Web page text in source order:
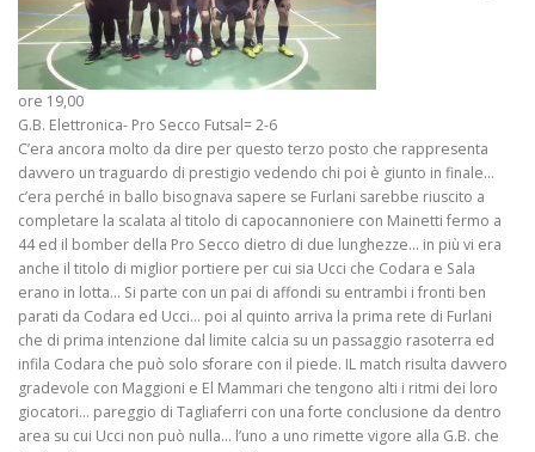
ore 19,00
G.B. Elettronica- Pro Secco Futsal= 2-6
C’era ancora molto da dire per questo terzo posto che rappresenta
davvero un traguardo di prestigio vedendo chi poi è giunto in finale…
c’era perché in ballo bisognava sapere se Furlani sarebbe riuscito a
completare la scalata al titolo di capocannoniere con Mainetti fermo a
44 ed il bomber della Pro Secco dietro di due lunghezze… in più vi era
anche il titolo di miglior portiere per cui sia Ucci che Codara e Sala
erano in lotta… Si parte con un pai di affondi su entrambi i fronti ben
parati da Codara ed Ucci… poi al quinto arriva la prima rete di Furlani
che di prima intenzione dal limite calcia su un passaggio rasoterra ed
infila Codara che può solo sforare con il piede. IL match risulta davvero
gradevole con Maggioni e El Mammari che tengono alti i ritmi dei loro
giocatori… pareggio di Tagliaferri con una forte conclusione da dentro
area su cui Ucci non può nulla… l’uno a uno rimette vigore alla G.B. che